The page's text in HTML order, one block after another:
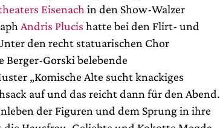
Eisenach in den Show-Walzer
Andris Plucis hatte bei den Flirt- und
den recht statuarischen Chor
Gorski belebende
„Komische Alte sucht knackiges
auf und das reicht dann für den Abend.
der Figuren und dem Sprung in ihre